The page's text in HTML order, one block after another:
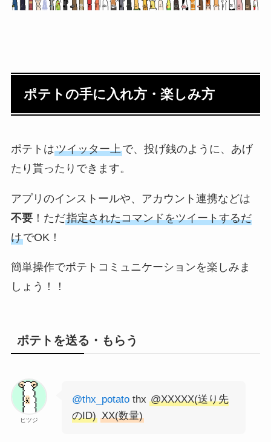
ポテトの手に入れ方・楽しみ方
ポテトはツイッター上で、投げ銭のように、あげ
たり貰ったりできます。
アプリのインストールや、アカウント連携などは
不要！ただ指定されたコマンドをツイートするだ
けでOK！
簡単操作でポテトコミュニケーションを楽しみま
しょう！！
ポテトを送る・もらう
ヒツジ
@thx_potatothx @XXXXX(送り先
のID) XX(数量)